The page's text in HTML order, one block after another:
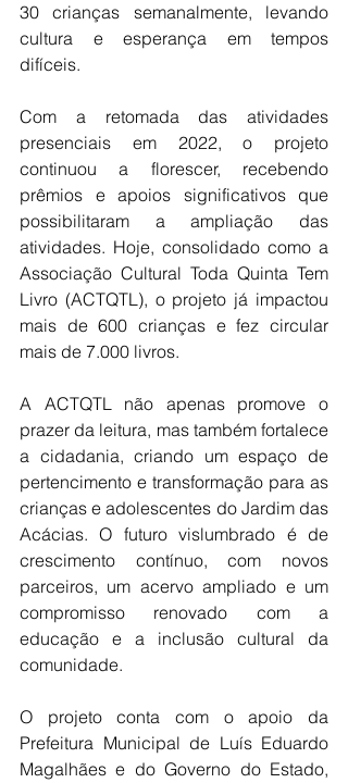
30 crianças semanalmente, levando
cultura e esperança em tempos
difíceis.
Com a retomada das atividades
presenciais em 2022, o projeto
continuou a florescer, recebendo
prêmios e apoios significativos que
possibilitaram a ampliação das
atividades. Hoje, consolidado como a
Associação Cultural Toda Quinta Tem
Livro (ACTQTL), o projeto já impactou
mais de 600 crianças e fez circular
mais de 7.000 livros.
A ACTQTL não apenas promove o
prazer da leitura, mas também fortalece
a cidadania, criando um espaço de
pertencimento e transformação para as
crianças e adolescentes do Jardim das
Acácias. O futuro vislumbrado é de
crescimento contínuo, com novos
parceiros, um acervo ampliado e um
compromisso renovado com a
educação e a inclusão cultural da
comunidade.
O projeto conta com o apoio da
Prefeitura Municipal de Luís Eduardo
Magalhães e do Governo do Estado,